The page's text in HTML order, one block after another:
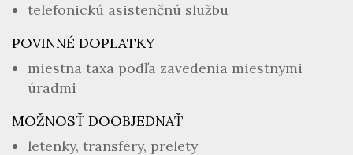
telefonickú asistenčnú službu
POVINNÉ DOPLATKY
miestna taxa podľa zavedenia miestnymi
úradmi
MOŽNOSŤ DOOBJEDNAŤ
letenky, transfery, prelety